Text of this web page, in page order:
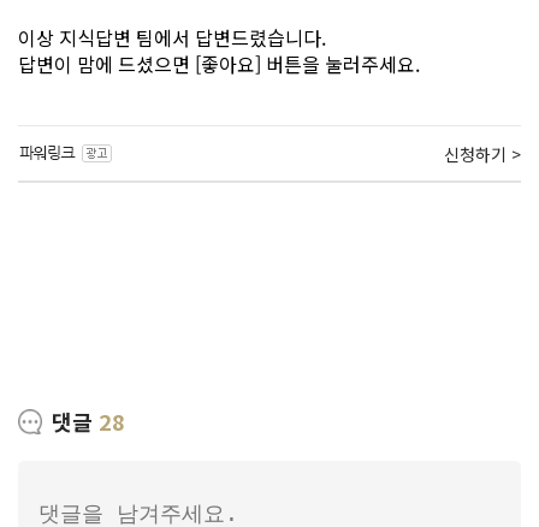
이상 지식답변 팀에서 답변드렸습니다.
답변이 맘에 드셨으면 [좋아요] 버튼을 눌러주세요.
신청하기 >
댓글 28